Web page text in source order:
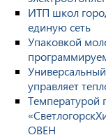
ИТП школ
единую сеть
Упаковкой
управляет
Температурой
ОВЕН